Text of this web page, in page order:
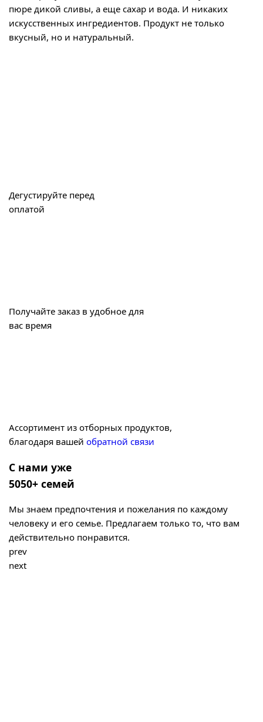
пюре дикой сливы, а еще сахар и вода. И никаких
искусственных ингредиентов. Продукт не только
вкусный, но и натуральный.
Дегустируйте перед
оплатой
Получайте заказ в удобное для
вас время
Ассортимент из отборных продуктов,
благодаря вашей обратной связи
С нами уже
5050+ семей
Мы знаем предпочтения и пожелания по каждому
человеку и его семье. Предлагаем только то, что вам
действительно понравится.
prev
next